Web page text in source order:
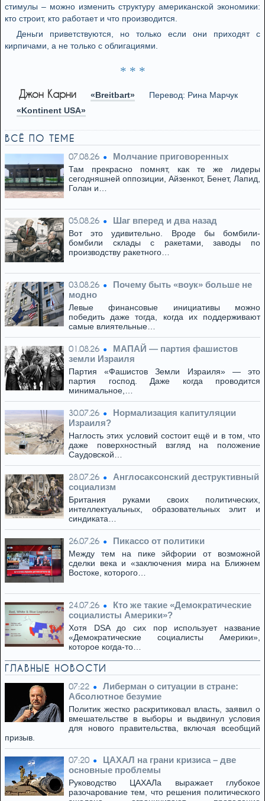
стимулы – можно изменить структуру американской экономики:
кто строит, кто работает и что производится.
Деньги приветствуются, но только если они приходят с
кирпичами, а не только с облигациями.
* * *
Джон Карни «Breitbart»
Перевод: Рина Марчук
«Kontinent USA»
ВСЁ ПО ТЕМЕ
07.08.26 Молчание приговоренных
Там прекрасно помнят, как те же лидеры
сегодняшней оппозиции, Айзенкот, Бенет, Лапид,
Голан и…
05.08.26 Шаг вперед и два назад
Вот это удивительно. Вроде бы бомбили-
бомбили склады с ракетами, заводы по
производству ракетного…
03.08.26
Почему быть «воук» больше не
модно
Левые финансовые инициативы можно
победить даже тогда, когда их поддерживают
самые влиятельные…
01.08.26
МАПАЙ — партия фашистов
земли Израиля
Партия «Фашистов Земли Израиля» — это
партия господ. Даже когда проводится
минимальное,…
30.07.26
Нормализация капитуляции
Израиля?
Наглость этих условий состоит ещё и в том, что
даже поверхностный взгляд на положение
Саудовской…
28.07.26
Англосаксонский деструктивный
социализм
Британия руками своих политических,
интеллектуальных, образовательных элит и
синдиката…
26.07.26 Пикассо от политики
Между тем на пике эйфории от возможной
сделки века и «заключения мира на Ближнем
Востоке, которого…
24.07.26
Кто же такие «Демократические
социалисты Америки»?
Хотя DSA до сих пор использует название
«Демократические социалисты Америки»,
которое когда-то…
ГЛАВНЫЕ НОВОСТИ
07:22
Либерман о ситуации в стране:
Абсолютное безумие
Политик жестко раскритиковал власть, заявил о
вмешательстве в выборы и выдвинул условия
для нового правительства, включая всеобщий
призыв.
07:20
ЦАХАЛ на грани кризиса – две
основные проблемы
Руководство ЦАХАЛа выражает глубокое
разочарование тем, что решения политического